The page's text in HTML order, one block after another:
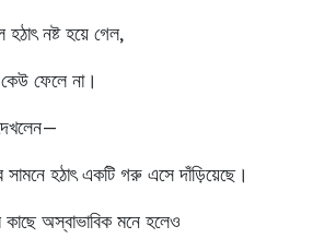
নষ্ট হয়ে গেল,
ফেলে না।
সামনে হঠাৎ একটি গরু এসে দাঁড়িয়েছে।
অস্বাভাবিক মনে হলেও